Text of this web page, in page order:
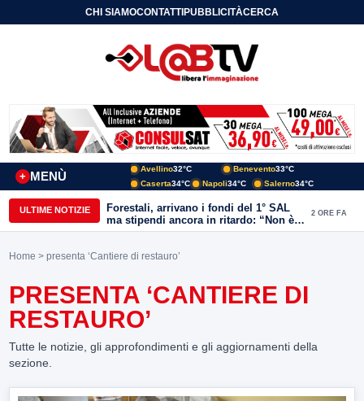
CHI SIAMOCONTATTIPUBBLICITÀCERCA
MENÙ
+
Avellino32°C Benevento33°C
Caserta34°C Napoli34°C Salerno34°C
ULTIME NOTIZIE
Forestali, arrivano i fondi del 1° SAL
ma stipendi ancora in ritardo: “Non è
più sostenibile”
2 ORE FA
Home > presenta ‘Cantiere di restauro’
PRESENTA ‘CANTIERE DI
RESTAURO’
Tutte le notizie, gli approfondimenti e gli aggiornamenti della
sezione.